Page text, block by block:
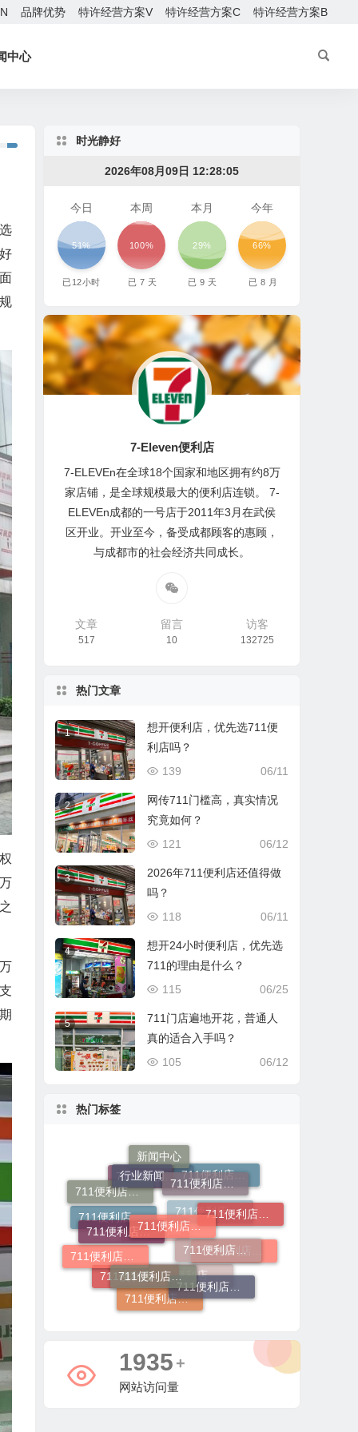
品牌优势 特许经营方案V 特许经营方案C 特许经营方案B
中心
时光静好
2026年08月09日 12:28:07
今日
51%
已12小时
本周
100%
已 7 天
本月
29%
已 9 天
今年
66%
已 8 月
7-Eleven便利店
7-ELEVEn在全球18个国家和地区拥有约8万
家店铺，是全球规模最大的便利店连锁。 7-
ELEVEn成都的一号店于2011年3月在武侯
区开业。开业至今，备受成都顾客的惠顾，
与成都市的社会经济共同成长。
文章
517
留言
10
访客
132725
热门文章
1
想开便利店，优先选711便
利店吗？
06/11
139
2
网传711门槛高，真实情况
究竟如何？
06/12
121
3
2026年711便利店还值得做
吗？
06/11
118
4
想开24小时便利店，优先选
711的理由是什么？
06/25
115
5
711门店遍地开花，普通人
真的适合入手吗？
06/12
105
热门标签
711便利店投资金额
新闻中心
711便利店加盟费用明细
711便利店加盟官网
711便利店
711便利店加盟费及条件
行业新闻 711便利店运营支持政策
711便利店利润分成模式
711便利店加盟总部
711便利店加盟电话
711便利店加盟费用
711便利店加盟条件
711便利店加盟流程
711便利店加盟申请
711便利店加盟
711便利店加盟咨询
711便利店开店
4559 +
网站访问量